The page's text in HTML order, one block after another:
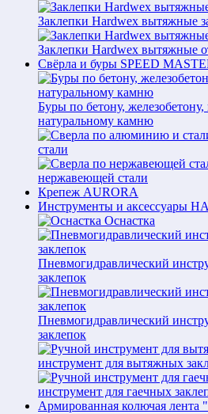
Заклепки Hardwex вытяжные
Заклепки Hardwex вытяжные
Свёрла и буры SPEED
Буры по бетону,
натуральному камню
стали
нержавеющей стали
Крепеж AURORA
Инструменты и аксессуары
Оснастка
Пневмогидравлический
заклепок
Пневмогидравлический
заклепок
инструмент для вытяжных
инструмент для гаечных
Армированная колючая